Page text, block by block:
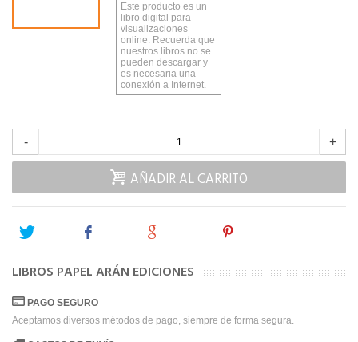
Este producto es un
libro digital para
visualizaciones
online. Recuerda que
nuestros libros no se
pueden descargar y
es necesaria una
conexión a Internet.
- +
AÑADIR AL CARRITO
Tweet
LIBROS PAPEL ARÁN EDICIONES
PAGO SEGURO
Aceptamos diversos métodos de pago, siempre de forma segura.